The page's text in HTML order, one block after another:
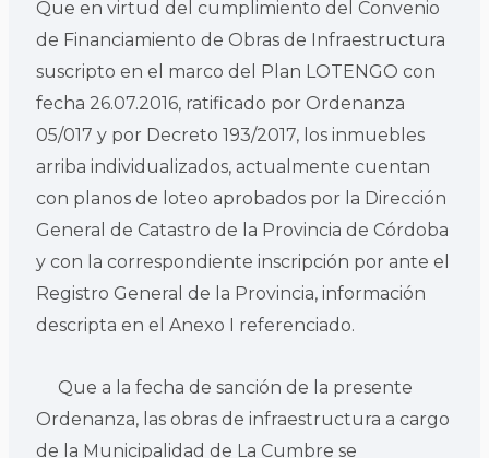
Que en virtud del cumplimiento del Convenio
de Financiamiento de Obras de Infraestructura
suscripto en el marco del Plan LOTENGO con
fecha 26.07.2016, ratificado por Ordenanza
05/017 y por Decreto 193/2017, los inmuebles
arriba individualizados, actualmente cuentan
con planos de loteo aprobados por la Dirección
General de Catastro de la Provincia de Córdoba
y con la correspondiente inscripción por ante el
Registro General de la Provincia, información
descripta en el Anexo I referenciado.
Que a la fecha de sanción de la presente
Ordenanza, las obras de infraestructura a cargo
de la Municipalidad de La Cumbre se